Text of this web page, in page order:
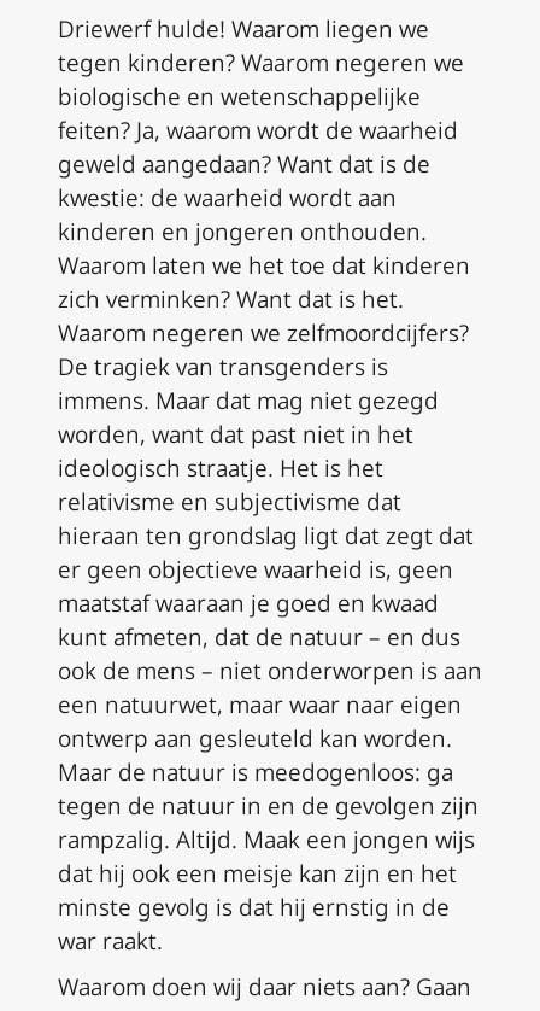
Driewerf hulde! Waarom liegen we
tegen kinderen? Waarom negeren we
biologische en wetenschappelijke
feiten? Ja, waarom wordt de waarheid
geweld aangedaan? Want dat is de
kwestie: de waarheid wordt aan
kinderen en jongeren onthouden.
Waarom laten we het toe dat kinderen
zich verminken? Want dat is het.
Waarom negeren we zelfmoordcijfers?
De tragiek van transgenders is
immens. Maar dat mag niet gezegd
worden, want dat past niet in het
ideologisch straatje. Het is het
relativisme en subjectivisme dat
hieraan ten grondslag ligt dat zegt dat
er geen objectieve waarheid is, geen
maatstaf waaraan je goed en kwaad
kunt afmeten, dat de natuur – en dus
ook de mens – niet onderworpen is aan
een natuurwet, maar waar naar eigen
ontwerp aan gesleuteld kan worden.
Maar de natuur is meedogenloos: ga
tegen de natuur in en de gevolgen zijn
rampzalig. Altijd. Maak een jongen wijs
dat hij ook een meisje kan zijn en het
minste gevolg is dat hij ernstig in de
war raakt.
Waarom doen wij daar niets aan? Gaan